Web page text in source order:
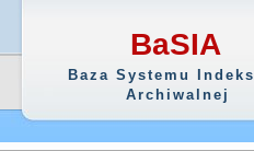
BaSIA
Baza Systemu
Archiwalnej